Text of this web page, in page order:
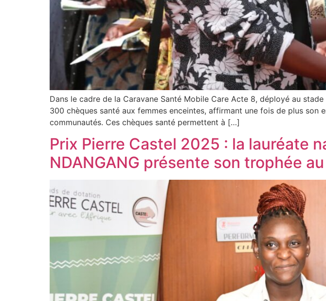
Dans le cadre de la Caravane Santé Mobile Care Acte 8, déployé au
300 chèques santé aux femmes enceintes, affirmant une fois de plus son
communautés. Ces chèques santé permettent à […]
Prix Pierre Castel 2025 : la lauréate
NDANGANG présente son trophée